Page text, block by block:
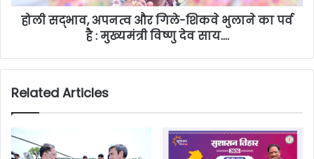
होली सद्भाव, अपनत्व और गिले-शिकवे भुलाने का पर्व
है : मुख्यमंत्री विष्णु देव साय….
Related Articles